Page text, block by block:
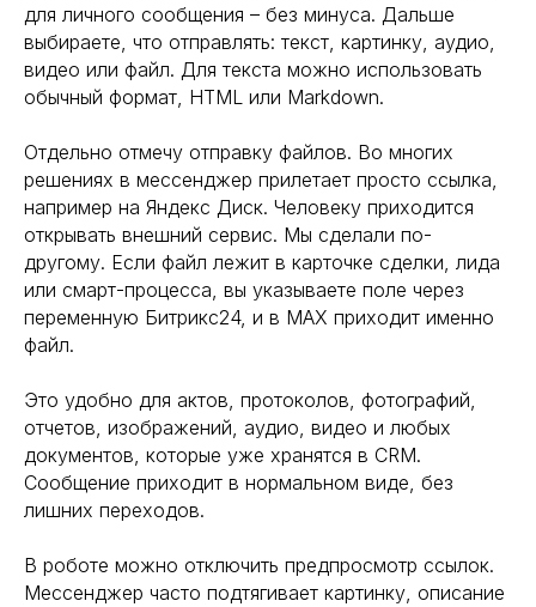
для личного сообщения – без минуса. Дальше
выбираете, что отправлять: текст, картинку, аудио,
видео или файл. Для текста можно использовать
обычный формат, HTML или Markdown.
Отдельно отмечу отправку файлов. Во многих
решениях в мессенджер прилетает просто ссылка,
например на Яндекс Диск. Человеку приходится
открывать внешний сервис. Мы сделали по-
другому. Если файл лежит в карточке сделки, лида
или смарт-процесса, вы указываете поле через
переменную Битрикс24, и в MAX приходит именно
файл.
Это удобно для актов, протоколов, фотографий,
отчетов, изображений, аудио, видео и любых
документов, которые уже хранятся в CRM.
Сообщение приходит в нормальном виде, без
лишних переходов.
В роботе можно отключить предпросмотр ссылок.
Мессенджер часто подтягивает картинку, описание